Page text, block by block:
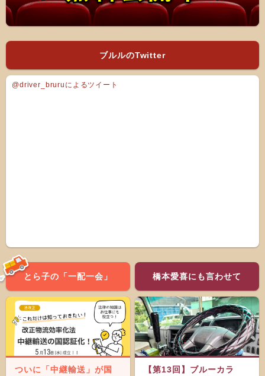
ブルルのTwitter
@driver_bruruによるツイート
とら子の「一配一会」
ついに「中継輸送」が国
橋本愛喜にも言わせて
【第13回】ブルーカラ